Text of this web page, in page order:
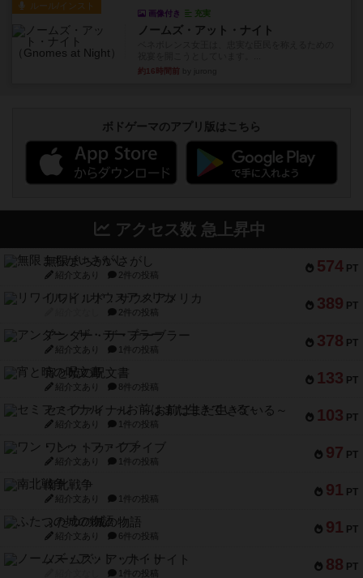
ルール/インスト
画像付き 充実
ノームズ・アット・ナイト
約16時間前
ボドゲーマのアプリ版はこちら
アクセス数 急上昇中
574 PT
無限まちがいさがし
紹介文あり 2件の投稿
389 PT
リワイルド：サウスアメリカ
2件の投稿
378 PT
アンダー・ザ・テーブラー
紹介文あり 1件の投稿
133 PT
宵と暁の呪文書
紹介文あり 8件の投稿
103 PT
セミファイナル ～お前はまだ生きている～
紹介文あり 1件の投稿
97 PT
ワン・トゥ・ファイブ
紹介文あり 1件の投稿
91 PT
南北戦争
紹介文あり 1件の投稿
91 PT
ふたつの城の物語
紹介文あり 6件の投稿
88 PT
ノームズ・アット・ナイト
1件の投稿